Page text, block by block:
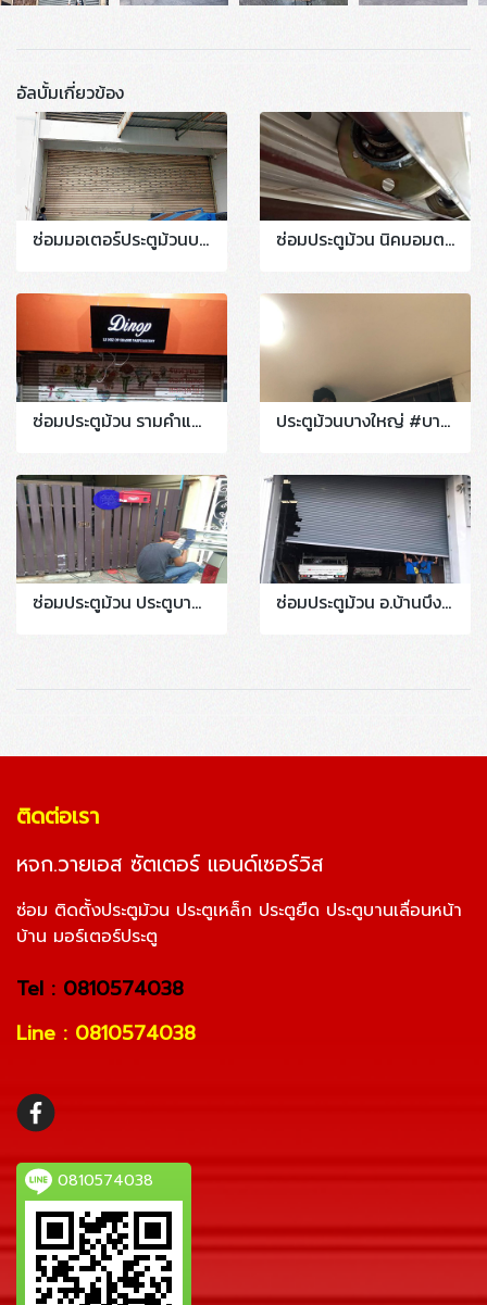
อัลบั้มเกี่ยวข้อง
ซ่อมมอเตอร์ประตูม้วนบางปะกง ประตูม้วนสุวินทวงศ์ #บางสมัคร #บางวัว 081-0574038 #งานเปลี่ยนตู้คอนโทรลมอเตอร์แท่นพร้อมตัวเช็คระบบขึ้นลงอะจารบีล้อเลื่อน ซ่อมประตูม้วน นิคมอมตะนคร..ชลบุรี งานซ่อมเปลี่ยนชุดลูกปืนเพลาพร้อมปรับแต่งบาน
ซ่อมประตูม้วน รามคำแหง 2 งานเปลี่ยนใบ/ซ่อมลาย เปลี่ยนชุดลูกปืนเพลา ประตูม้วนบางใหญ่ #บางบัวทอง #ลาดปลาดุก #กันตนา #มาลัยแมน T.081-0574038
ซ่อมประตูม้วน ประตูบานเลื่อนหน้าบาน บางนา งานเปลี่ยนวู๊ดประตูบานเลื่อนหน้าบ้าน ซ่อมประตูม้วน อ.บ้านบึง จ.ชลบุรี งานซ่อมปรับแต่งบานประตูหลุดราง
ติดต่อเรา
หจก.วายเอส ซัตเตอร์ แอนด์เซอร์วิส
ซ่อม ติดตั้งประตูม้วน ประตูเหล็ก ประตูยืด ประตูบานเลื่อนหน้า
บ้าน มอร์เตอร์ประตู
Tel : 0810574038
Line : 0810574038
0810574038